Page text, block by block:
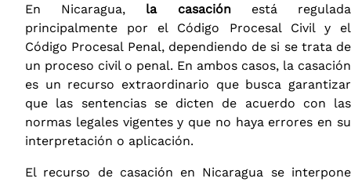
En Nicaragua, la casaciónestá regulada
principalmente por el Código Procesal Civil y el
Código Procesal Penal, dependiendo de si se trata de
un proceso civil o penal. En ambos casos, la casación
es un recurso extraordinario que busca garantizar
que las sentencias se dicten de acuerdo con las
normas legales vigentes y que no haya errores en su
interpretación o aplicación.
El recurso de casación en Nicaragua se interpone